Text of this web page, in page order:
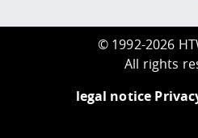
© 1992-2026
All rights
legal notice